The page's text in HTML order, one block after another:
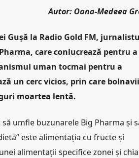
Autor: Oana-Medeea
Gușă la Radio Gold FM,
care conlucrează pentru a
uman tocmai pentru a
un cerc vicios, prin care bolnavii
moartea lentă.
umfle buzunarele Big Pharma și
este alimentația cu fructe și
alimentații specifice zonei și